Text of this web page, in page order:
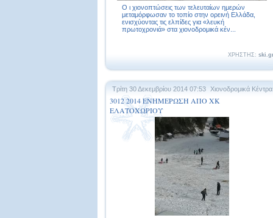
Ο ι χιονοπτώσεις των τελευταίων ημερών
μεταμόρφωσαν το τοπίο στην ορεινή Ελλάδα,
ενισχύοντας τις ελπίδες για «λευκή
πρωτοχρονιά» στα χιονοδρομικά κέν...
ΧΡΗΣΤΗΣ:
Τρίτη 30 Δεκεμβρίου 2014 07:53 Χιονοδρομικά Κέντρα
3012 2014 ΕΝΗΜΕΡΩΣΗ ΑΠΟ ΧΚ
ΕΛΑΤΟΧΩΡΙΟΥ